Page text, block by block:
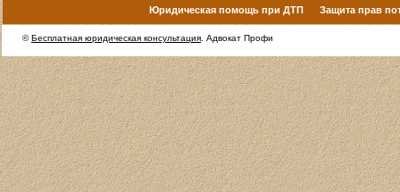
Юридическая помощь при ДТП Защита прав
©Бесплатная юридическая консультация . Адвокат Профи